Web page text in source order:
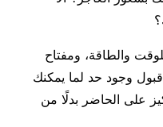
والطاقة، ومفتاح
قبول وجود حد لما يمكنك
على الحاضر بدلًا من